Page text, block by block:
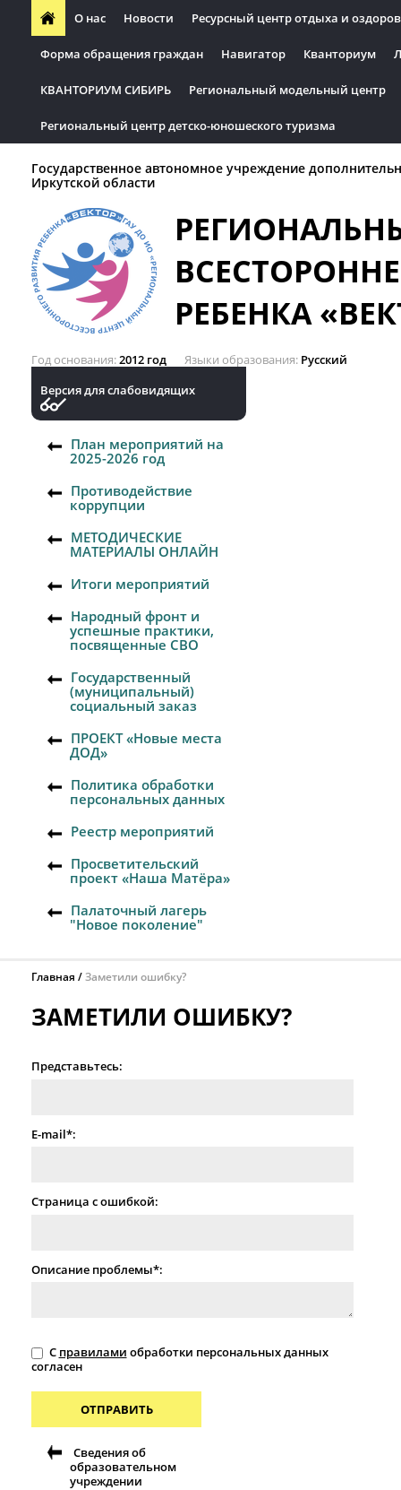
О нас Новости Ресурсный центр отдыха и
Форма обращения граждан Навигатор Кванториум
КВАНТОРИУМ СИБИРЬ Региональный модельный центр
Региональный центр детско-юношеского туризма
Государственное автономное учреждение
Иркутской области
РЕБЕНКА
Год основания 2012 год Языки образования Русский
Версия для слабовидящих
План мероприятий на
2025-2026 год
Противодействие
коррупции
МЕТОДИЧЕСКИЕ
МАТЕРИАЛЫ ОНЛАЙН
Итоги мероприятий
Народный фронт и
успешные практики,
посвященные СВО
Государственный
(муниципальный)
социальный заказ
ПРОЕКТ «Новые места
ДОД»
Политика обработки
персональных данных
Реестр мероприятий
Просветительский
проект «Наша Матёра»
Палаточный лагерь
"Новое поколение"
Главная Заметили ошибку?
ЗАМЕТИЛИ ОШИБКУ?
Представьтесь:
E-mail*:
Страница с ошибкой:
Описание проблемы*:
С правилами обработки персональных данных
согласен
ОТПРАВИТЬ
Сведения об
образовательном
учреждении